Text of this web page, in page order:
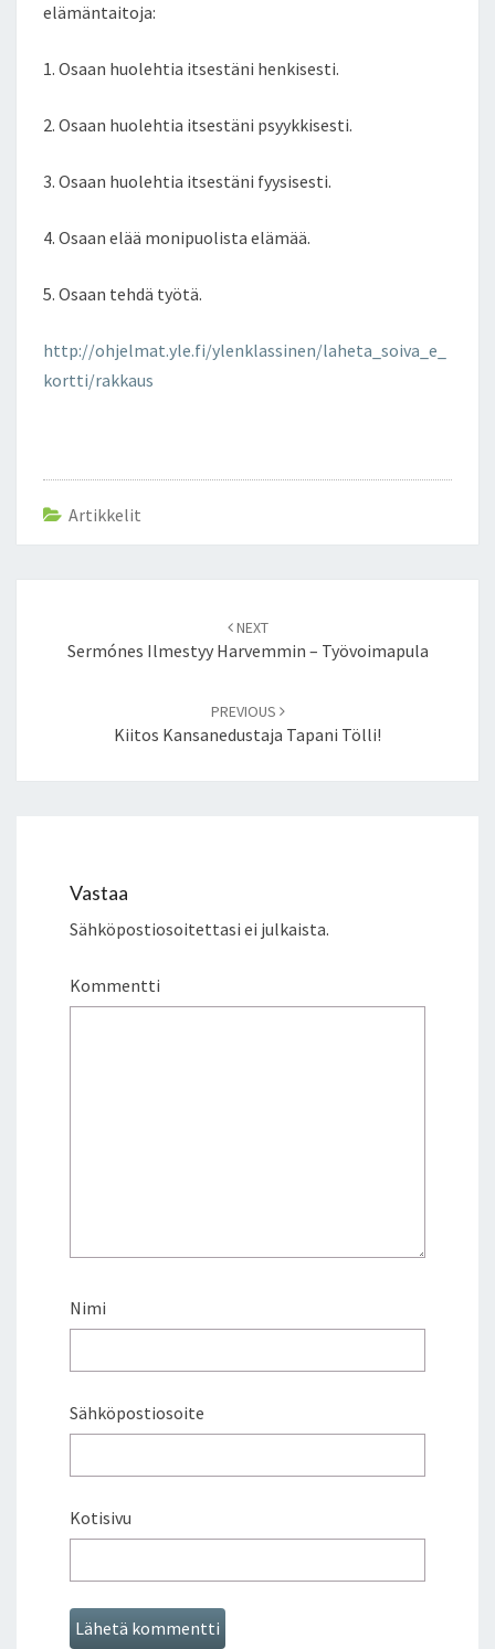
elämäntaitoja:
1. Osaan huolehtia itsestäni henkisesti.
2. Osaan huolehtia itsestäni psyykkisesti.
3. Osaan huolehtia itsestäni fyysisesti.
4. Osaan elää monipuolista elämää.
5. Osaan tehdä työtä.
http://ohjelmat.yle.fi/ylenklassinen/laheta_soiva_e_
kortti/rakkaus
Artikkelit
navigation
NEXT
Sermónes Ilmestyy Harvemmin – Työvoimapula
PREVIOUS
Kiitos Kansanedustaja Tapani Tölli!
Vastaa
Sähköpostiosoitettasi ei julkaista.
Kommentti
Nimi
Sähköpostiosoite
Kotisivu